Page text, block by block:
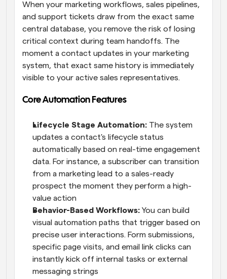
When your marketing workflows, sales pipelines,
and support tickets draw from the exact same
central database, you remove the risk of losing
critical context during team handoffs. The
moment a contact updates in your marketing
system, that exact same history is immediately
visible to your active sales representatives.
Core Automation Features
Lifecycle Stage Automation: The system
updates a contact's lifecycle status
automatically based on real-time engagement
data. For instance, a subscriber can transition
from a marketing lead to a sales-ready
prospect the moment they perform a high-
value action
Behavior-Based Workflows: You can build
visual automation paths that trigger based on
precise user interactions. Form submissions,
specific page visits, and email link clicks can
instantly kick off internal tasks or external
messaging strings